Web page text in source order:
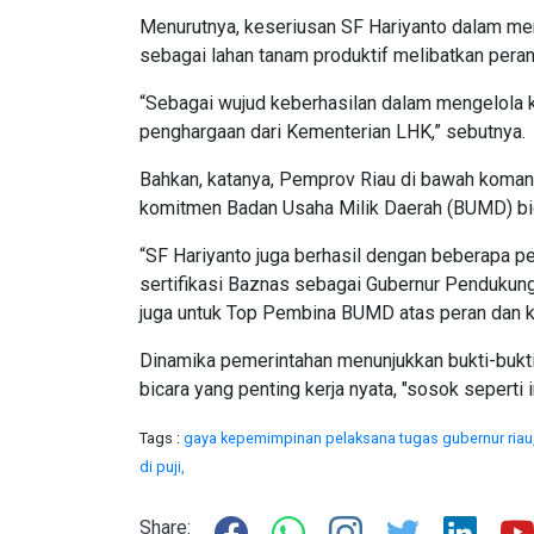
Menurutnya, keseriusan SF Hariyanto dalam
sebagai lahan tanam produktif melibatkan
“Sebagai wujud keberhasilan dalam
penghargaan dari Kementerian LHK,” sebutnya.
Bahkan, katanya, Pemprov Riau di bawah
komitmen Badan Usaha Milik Daerah (BUMD)
“SF Hariyanto juga berhasil dengan beberapa
sertifikasi Baznas sebagai Gubernur
juga untuk Top Pembina BUMD atas peran dan
Dinamika pemerintahan menunjukkan bukti-
bicara yang penting kerja nyata, "sosok seperti
Tags : gaya kepemimpinan pelaksana tugas gubernur
di puji,
Share: